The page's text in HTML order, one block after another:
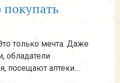
только мечта. Даже
обладатели
посещают аптеки....